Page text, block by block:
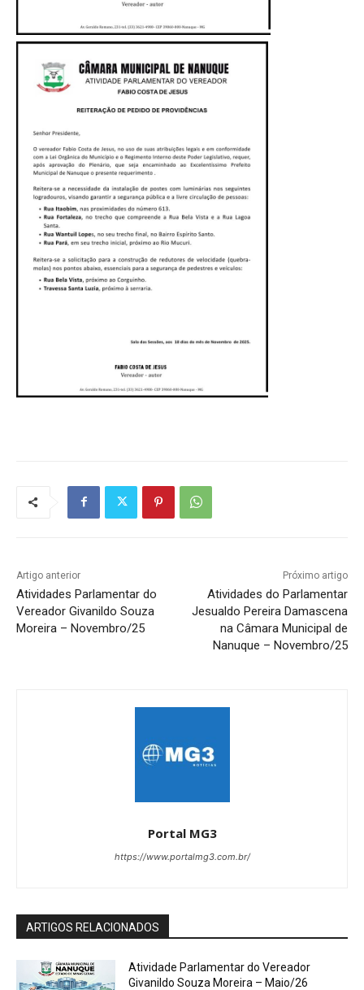
Artigo anterior
Atividades Parlamentar do
Vereador Givanildo Souza
Moreira – Novembro/25
Próximo artigo
Atividades do Parlamentar
Jesualdo Pereira Damascena
na Câmara Municipal de
Nanuque – Novembro/25
Portal MG3
https://www.portalmg3.com.br/
ARTIGOS RELACIONADOS
Atividade Parlamentar do Vereador
Givanildo Souza Moreira – Maio/26